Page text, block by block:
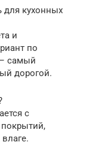
для кухонных
и
по
самый
дорогой.
с